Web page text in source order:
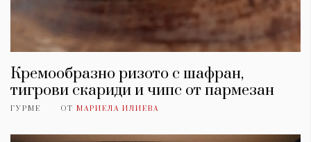
Кремообразно ризото с шафран,
тигрови скариди и чипс от пармезан
ГУРМЕ ОТ МАРИЕЛА ИЛИЕВА